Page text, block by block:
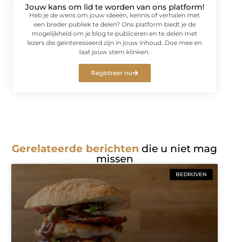
Jouw kans om lid te worden van ons platform!
Heb je de wens om jouw ideeën, kennis of verhalen met
een breder publiek te delen? Ons platform biedt je de
mogelijkheid om je blog te publiceren en te delen met
lezers die geïnteresseerd zijn in jouw inhoud. Doe mee en
laat jouw stem klinken.
Registreer nu
Gerelateerde berichten die u niet mag
missen
BEDRIJVEN